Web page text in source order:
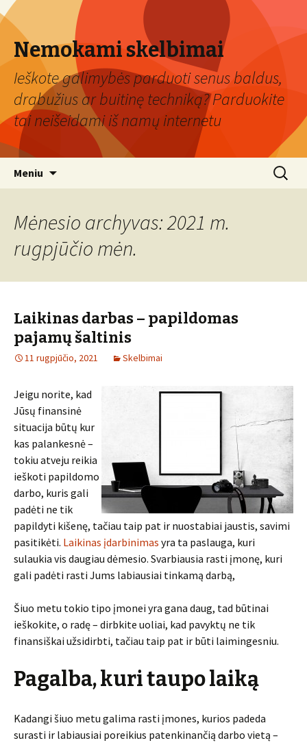
Nemokami skelbimai
Ieškote galimybės parduoti senus baldus,
drabužius ar buitinę techniką? Parduokite
tai neišeidami iš namų internetu
Meniu Ieškoti:
Mėnesio archyvas: 2021 m.
rugpjūčio mėn.
Laikinas darbas – papildomas
pajamų šaltinis
11 rugpjūčio, 2021 Skelbimai
Jeigu norite, kad
Jūsų finansinė
situacija būtų kur
kas palankesnė –
tokiu atveju reikia
ieškoti papildomo
darbo, kuris gali
padėti ne tik
papildyti kišenę, tačiau taip pat ir nuostabiai jaustis, savimi
pasitikėti. Laikinas įdarbinimas yra ta paslauga, kuri
sulaukia vis daugiau dėmesio. Svarbiausia rasti įmonę, kuri
gali padėti rasti Jums labiausiai tinkamą darbą,
Šiuo metu tokio tipo įmonei yra gana daug, tad būtinai
ieškokite, o radę – dirbkite uoliai, kad pavyktų ne tik
finansiškai užsidirbti, tačiau taip pat ir būti laimingesniu.
Pagalba, kuri taupo laiką
Kadangi šiuo metu galima rasti įmones, kurios padeda
surasti ir labiausiai poreikius patenkinančią darbo vietą –